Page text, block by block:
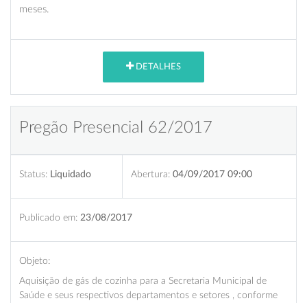
meses.
DETALHES
Pregão Presencial 62/2017
Status: Liquidado Abertura: 04/09/2017 09:00
Publicado em: 23/08/2017
Objeto:
Aquisição de gás de cozinha para a Secretaria Municipal de
Saúde e seus respectivos departamentos e setores , conforme